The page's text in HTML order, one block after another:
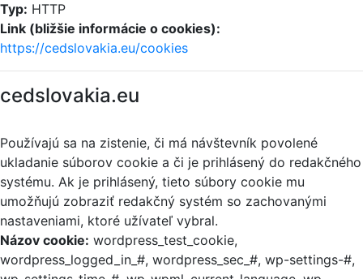
Typ: HTTP
Link (bližšie informácie o cookies):
https://cedslovakia.eu/cookies
cedslovakia.eu
Používajú sa na zistenie, či má návštevník povolené
ukladanie súborov cookie a či je prihlásený do redakčného
systému. Ak je prihlásený, tieto súbory cookie mu
umožňujú zobraziť redakčný systém so zachovanými
nastaveniami, ktoré užívateľ vybral.
Názov cookie: wordpress_test_cookie,
wordpress_logged_in_#, wordpress_sec_#, wp-settings-#,